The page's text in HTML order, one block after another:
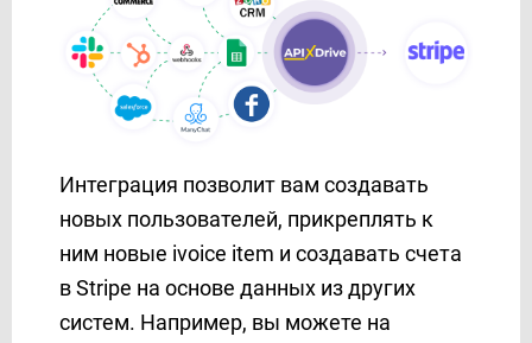
ANT-Logistics
AOL
APIFONICA
Apollo
AtomPark
Aweber
Интеграция позволит вам создавать
новых пользователей, прикреплять к
ним новые ivoice item и создавать счета
в Stripe на основе данных из других
систем. Например, вы можете на